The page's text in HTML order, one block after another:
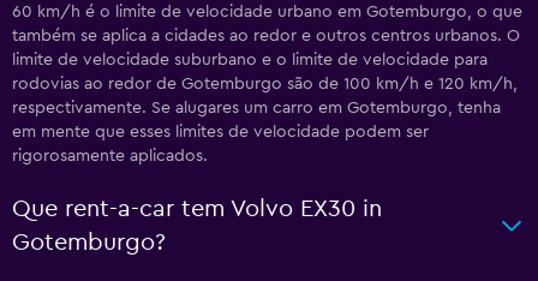
60 km/h é o limite de velocidade urbano em Gotemburgo, o que
também se aplica a cidades ao redor e outros centros urbanos. O
limite de velocidade suburbano e o limite de velocidade para
rodovias ao redor de Gotemburgo são de 100 km/h e 120 km/h,
respectivamente. Se alugares um carro em Gotemburgo, tenha
em mente que esses limites de velocidade podem ser
rigorosamente aplicados.
Que rent-a-car tem Volvo EX30 in
Gotemburgo?